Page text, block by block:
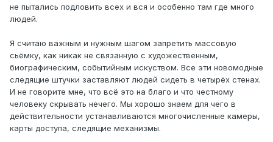
не пытались подловить всех и вся и особенно там где много
людей.
Я считаю важным и нужным шагом запретить массовую
сьёмку, как никак не связанную с художественным,
биографическим, событийным искуством. Все эти новомодные
следящие штучки заставляют людей сидеть в четырёх стенах.
И не говорите мне, что всё это на благо и что честному
человеку скрывать нечего. Мы хорошо знаем для чего в
действительности устанавливаются многочисленные камеры,
карты доступа, следящие механизмы.